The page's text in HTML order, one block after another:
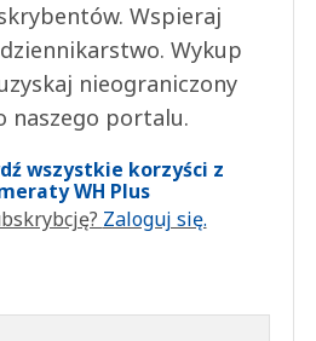
Wspieraj
Wykup
nieograniczony
naszego portalu.
wszystkie korzyści z
WH Plus
Zaloguj się.